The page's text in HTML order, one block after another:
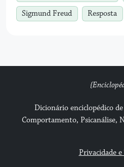
Sigmund Freud
Resposta
Dicionário enciclopédico
Comportamento, Psicanálise,
Privacidade